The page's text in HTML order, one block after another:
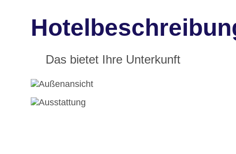
Das bietet Ihre Unterkunft